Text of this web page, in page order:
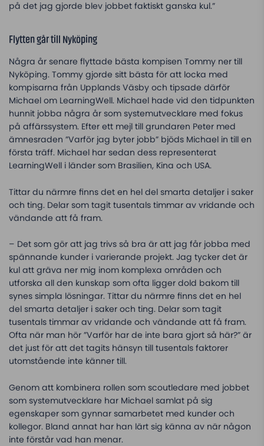
på det jag gjorde blev jobbet faktiskt ganska kul.”
Flytten går till Nyköping
Några år senare flyttade bästa kompisen Tommy ner till
Nyköping. Tommy gjorde sitt bästa för att locka med
kompisarna från Upplands Väsby och tipsade därför
Michael om LearningWell. Michael hade vid den tidpunkten
hunnit jobba några år som systemutvecklare med fokus
på affärssystem. Efter ett mejl till grundaren Peter med
ämnesraden ”Varför jag byter jobb” bjöds Michael in till en
första träff. Michael har sedan dess representerat
LearningWell i länder som Brasilien, Kina och USA.
Tittar du närmre finns det en hel del smarta detaljer i saker
och ting. Delar som tagit tusentals timmar av vridande och
vändande att få fram.
– Det som gör att jag trivs så bra är att jag får jobba med
spännande kunder i varierande projekt. Jag tycker det är
kul att gräva ner mig inom komplexa områden och
utforska all den kunskap som ofta ligger dold bakom till
synes simpla lösningar. Tittar du närmre finns det en hel
del smarta detaljer i saker och ting. Delar som tagit
tusentals timmar av vridande och vändande att få fram.
Ofta när man hör ”Varför har de inte bara gjort så här?” är
det just för att det tagits hänsyn till tusentals faktorer
utomstående inte känner till.
Genom att kombinera rollen som scoutledare med jobbet
som systemutvecklare har Michael samlat på sig
egenskaper som gynnar samarbetet med kunder och
kollegor. Bland annat har han lärt sig känna av när någon
inte förstår vad han menar.